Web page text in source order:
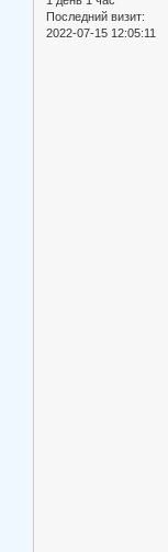
Последний визит:
2022-07-15 12:05:11